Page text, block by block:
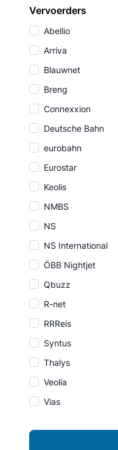
Vervoerders
Abellio
Arriva
Blauwnet
Breng
Connexxion
Deutsche Bahn
eurobahn
Eurostar
Keolis
NMBS
NS
NS International
ÖBB Nightjet
Qbuzz
R-net
RRReis
Syntus
Thalys
Veolia
Vias